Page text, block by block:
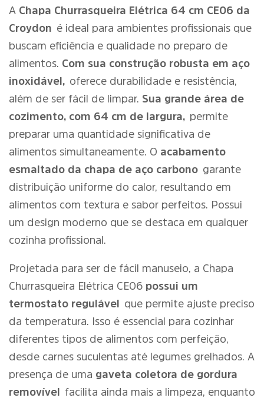
A Chapa Churrasqueira Elétrica 64 cm CE06 da
Croydon é ideal para ambientes profissionais que
buscam eficiência e qualidade no preparo de
alimentos. Com sua construção robusta em aço
inoxidável, oferece durabilidade e resistência,
além de ser fácil de limpar. Sua grande área de
cozimento, com 64 cm de largura, permite
preparar uma quantidade significativa de
alimentos simultaneamente. O acabamento
esmaltado da chapa de aço carbono garante
distribuição uniforme do calor, resultando em
alimentos com textura e sabor perfeitos. Possui
um design moderno que se destaca em qualquer
cozinha profissional.
Projetada para ser de fácil manuseio, a Chapa
Churrasqueira Elétrica CE06 possui um
termostato regulável
que permite ajuste preciso
da temperatura. Isso é essencial para cozinhar
diferentes tipos de alimentos com perfeição,
desde carnes suculentas até legumes grelhados. A
presença de uma gaveta coletora de gordura
removível
facilita ainda mais a limpeza, enquanto